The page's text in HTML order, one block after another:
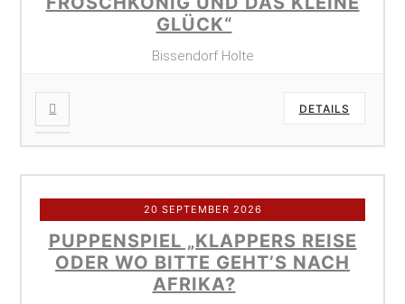
GLÜCK“
Bissendorf Holte
DETAILS
20 SEPTEMBER 2026
PUPPENSPIEL „KLAPPERS REISE
ODER WO BITTE GEHT’S NACH
AFRIKA?